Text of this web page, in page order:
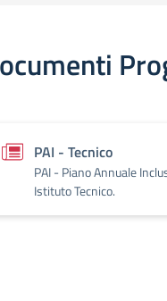
PAI - Tecnico
PAI - Piano Annuale
Istituto Tecnico.